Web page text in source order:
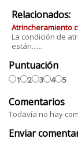
Relacionados:
Atrincheramiento
La condición de
están......
Puntuación
1 2 3 4 5
Comentarios
Todavía no hay
Enviar